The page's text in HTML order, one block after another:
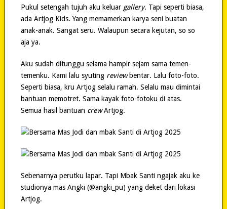
Pukul setengah tujuh aku keluar gallery. Tapi seperti biasa,
ada Artjog Kids. Yang memamerkan karya seni buatan
anak-anak. Sangat seru. Walaupun secara kejutan, so so
aja ya.
Aku sudah ditunggu selama hampir sejam sama temen-
temenku. Kami lalu syuting reviewbentar. Lalu foto-foto.
Seperti biasa, kru Artjog selalu ramah. Selalu mau dimintai
bantuan memotret. Sama kayak foto-fotoku di atas.
Semua hasil bantuan crewArtjog.
Sebenarnya perutku lapar. Tapi Mbak Santi ngajak aku ke
studionya mas Angki (@angki_pu) yang deket dari lokasi
Artjog.